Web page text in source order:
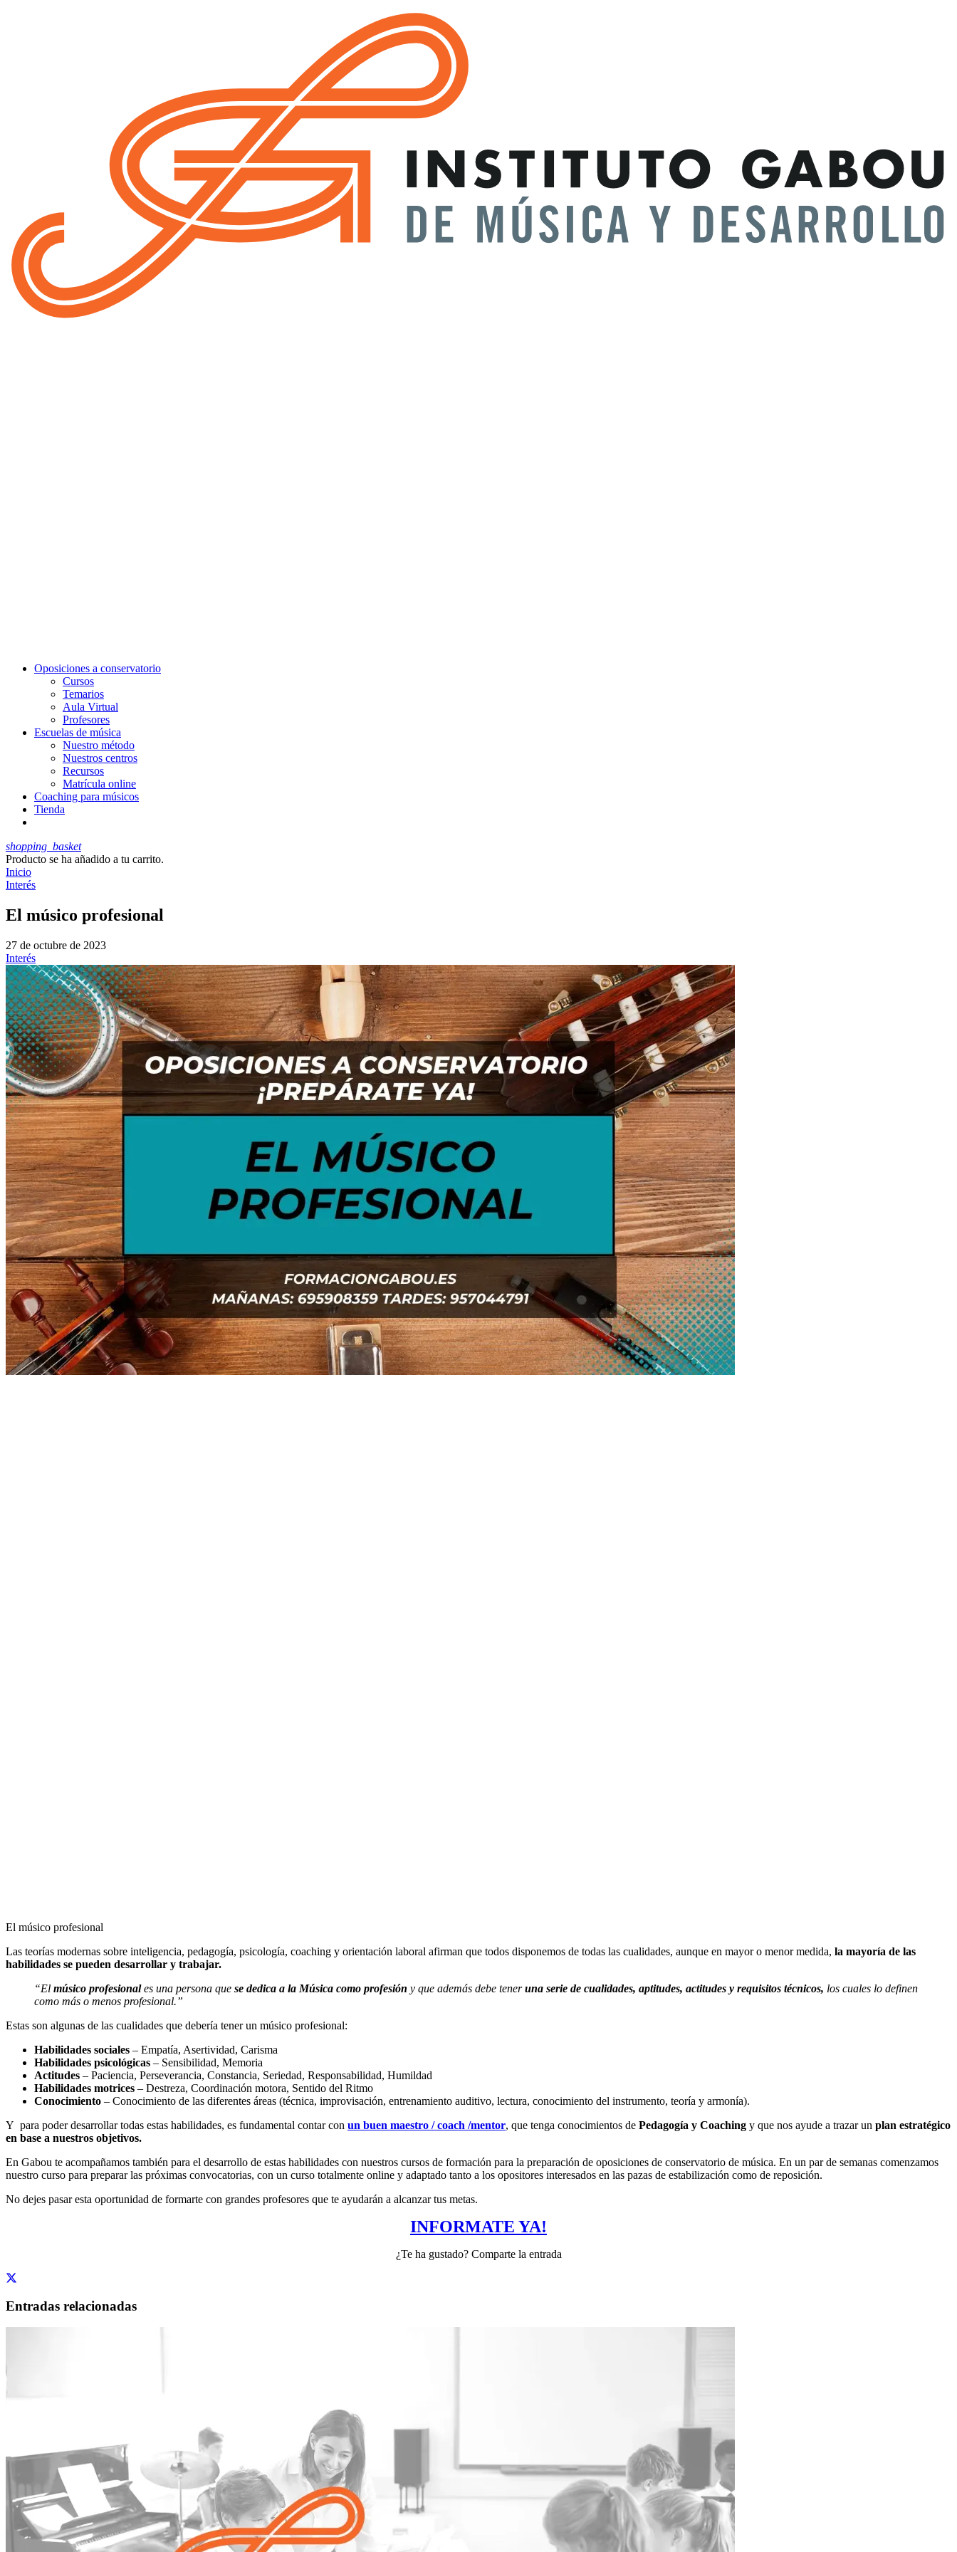
Oposiciones a conservatorio
Cursos
Temarios
Aula Virtual
Profesores
Escuelas de música
Nuestro método
Nuestros centros
Recursos
Matrícula online
Coaching para músicos
Tienda
shopping_basket
Producto se ha añadido a tu carrito.
Inicio
Interés
El músico profesional
27 de octubre de 2023
Interés
El músico profesional
Las teorías modernas sobre inteligencia, pedagogía, psicología, coaching y orientación laboral afirman que todos disponemos de todas las cualidades, aunque en mayor o menor medida, la mayoría de las
habilidades se pueden desarrollar y trabajar.
“El músico profesionales una persona que se dedica a la Música como profesión y que además debe teneruna serie de cualidades, aptitudes, actitudes y requisitos técnicos, los cuales lo definen
como más o menos profesional.”
Estas son algunas de las cualidades que debería tener un músico profesional:
Habilidades sociales – Empatía, Asertividad, Carisma
Habilidades psicológicas – Sensibilidad, Memoria
Actitudes – Paciencia, Perseverancia, Constancia, Seriedad, Responsabilidad, Humildad
Habilidades motrices – Destreza, Coordinación motora, Sentido del Ritmo
Conocimiento – Conocimiento de las diferentes áreas (técnica, improvisación, entrenamiento auditivo, lectura, conocimiento del instrumento, teoría y armonía).
Y para poder desarrollar todas estas habilidades, es fundamental contar con un buen maestro / coach /mentor, que tenga conocimientos de Pedagogía y Coaching y que nos ayude a trazar un plan estratégico
en base a nuestros objetivos.
En Gabou te acompañamos también para el desarrollo de estas habilidades con nuestros cursos de formación para la preparación de oposiciones de conservatorio de música. En un par de semanas comenzamos
nuestro curso para preparar las próximas convocatorias, con un curso totalmente online y adaptado tanto a los opositores interesados en las pazas de estabilización como de reposición.
No dejes pasar esta oportunidad de formarte con grandes profesores que te ayudarán a alcanzar tus metas.
INFORMATE YA!
¿Te ha gustado? Comparte la entrada
Entradas relacionadas